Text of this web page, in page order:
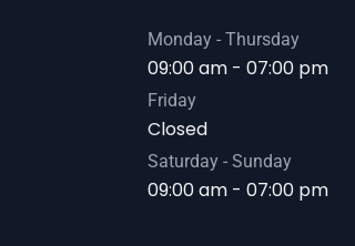
Monday - Thursday
09:00 am - 07:00 pm
Friday
Closed
Saturday - Sunday
09:00 am - 07:00 pm